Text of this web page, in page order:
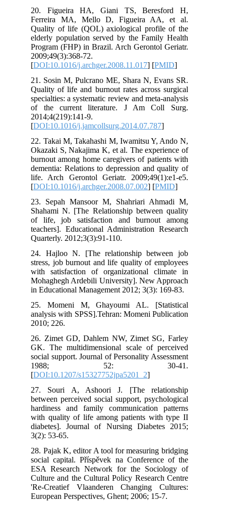
20. Figueira HA, Giani TS, Beresford H,
Ferreira MA, Mello D, Figueira AA, et al.
Quality of life (QOL) axiological profile of the
elderly population served by the Family Health
Program (FHP) in Brazil. Arch Gerontol Geriatr.
2009;49(3):368-72.
[DOI:10.1016/j.archger.2008.11.017] [PMID
21. Sosin M, Pulcrano ME, Shara N, Evans SR.
Quality of life and burnout rates across surgical
specialties: a systematic review and meta-analysis
of the current literature. J Am Coll Surg.
2014;4(219):141-9.
[DOI:10.1016/j.jamcollsurg.2014.07.787
22. Takai M, Takahashi M, Iwamitsu Y, Ando N,
Okazaki S, Nakajima K, et al. The experience of
burnout among home caregivers of patients with
dementia: Relations to depression and quality of
life. Arch Gerontol Geriatr. 2009;49(1):e1-e5.
[DOI:10.1016/j.archger.2008.07.002] [PMID
23. Sepah Mansoor M, Shahriari Ahmadi M,
Shahami N. [The Relationship between quality
of life, job satisfaction and burnout among
teachers]. Educational Administration Research
Quarterly. 2012;3(3):91-110.
24. Hajloo N. [The relationship between job
stress, job burnout and life quality of employees
with satisfaction of organizational climate in
Mohaghegh Ardebili University]. New Approach
in Educational Management 2012; 3(3): 169-83.
25. Momeni M, Ghayoumi AL. [Statistical
analysis with SPSS].Tehran: Momeni Publication
2010; 226.
26. Zimet GD, Dahlem NW, Zimet SG, Farley
GK. The multidimensional scale of perceived
social support. Journal of Personality Assessment
1988; 52: 30-41.
[DOI:10.1207/s15327752jpa5201_2
27. Souri A, Ashoori J. [The relationship
between perceived social support, psychological
hardiness and family communication patterns
with quality of life among patients with type II
diabetes]. Journal of Nursing Diabetes 2015;
3(2): 53-65.
28. Pajak K, editor A tool for measuring bridging
social capital. Příspěvek na Conference of the
ESA Research Network for the Sociology of
Culture and the Cultural Policy Research Centre
'Re-Creatief Vlaanderen Changing Cultures:
European Perspectives, Ghent; 2006; 15-7.